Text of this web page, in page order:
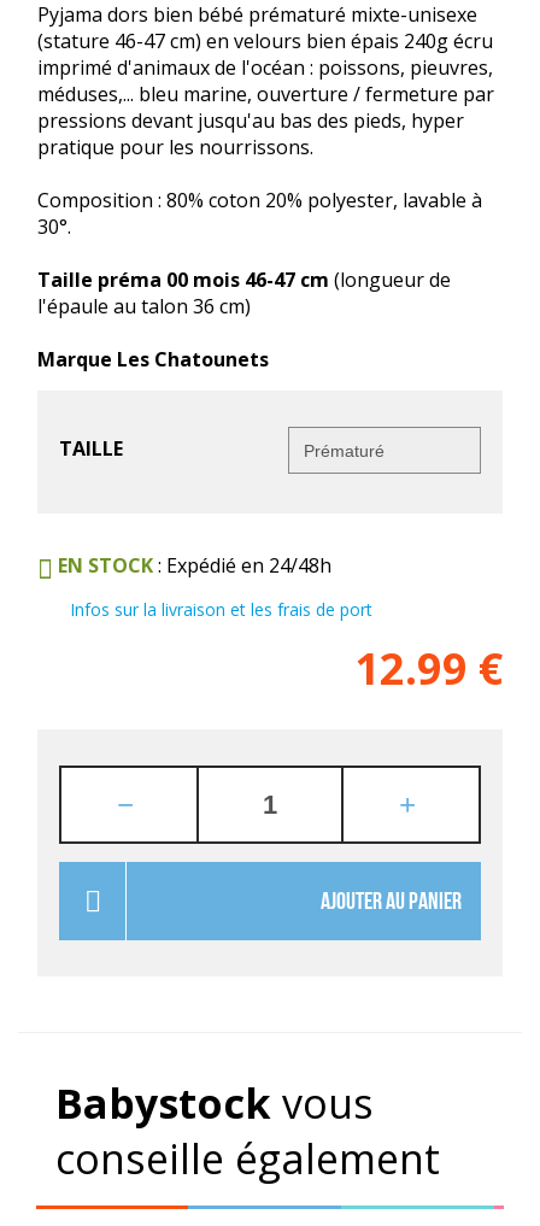
Pyjama dors bien bébé prématuré mixte-unisexe
(stature 46-47 cm) en velours bien épais 240g écru
imprimé d'animaux de l'océan : poissons, pieuvres,
méduses,... bleu marine, ouverture / fermeture par
pressions devant jusqu'au bas des pieds, hyper
pratique pour les nourrissons.
Composition : 80% coton 20% polyester, lavable à
30°.
Taille préma 00 mois 46-47 cm (longueur de
l'épaule au talon 36 cm)
Marque Les Chatounets
TAILLE
EN STOCK: Expédié en 24/48h
Infos sur la livraison et les frais de port
12.99 €
AJOUTER AU PANIER
Babystockvous
conseille également